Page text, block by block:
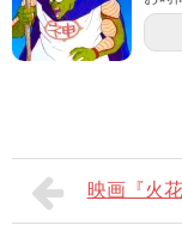
映画『火